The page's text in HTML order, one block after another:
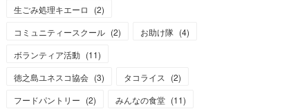
生ごみ処理キエーロ
(2)
コミュニティースクール (2) お助け隊 (4)
ボランティア活動 (11)
徳之島ユネスコ協会 (3) タコライス (2)
フードパントリー (2) みんなの食堂 (11)